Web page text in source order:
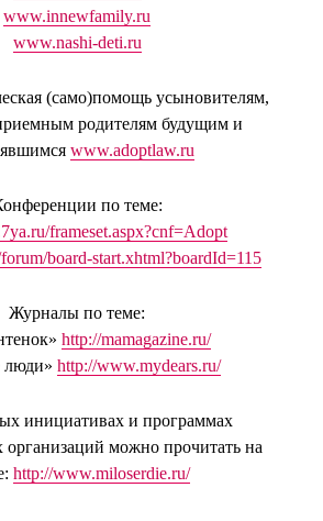
www.innewfamily.ru
www.nashi-deti.ru
(само)помощь усыновителям,
родителям будущим и
www.adoptlaw.ru
по теме:
frameset.aspx?cnf=Adopt
board-start.xhtml?boardId=115
Журналы по теме:
http://mamagazine.ru/
люди» http://www.mydears.ru/
инициативах и программах
можно прочитать на
http://www.miloserdie.ru/